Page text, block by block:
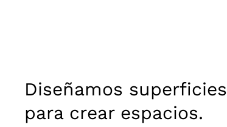
Diseñamos superficies
para crear espacios.